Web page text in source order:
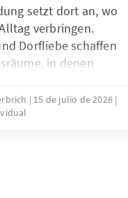
setzt dort an, wo
verbringen.
Dorfliebe schaffen
in denen
fühlen. Der
Begegnung
15 de julio de 2026